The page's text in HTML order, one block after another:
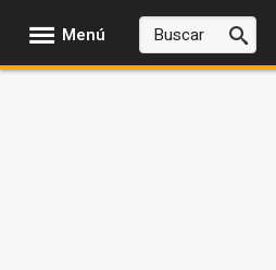
Menú